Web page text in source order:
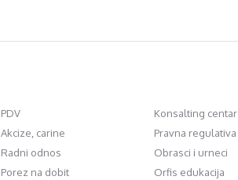
PDV
Akcize, carine
Radni odnos
Porez na dobit
Konsalting centar
Pravna regulativa
Obrasci i urneci
Orfis edukacija